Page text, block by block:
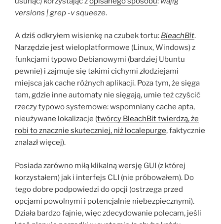
versions | grep -v squeeze.
A dziś odkryłem wisienkę na czubek tortu: BleachBit.
Narzędzie jest wieloplatformowe (Linux, Windows) z
funkcjami typowo Debianowymi (bardziej Ubuntu
pewnie) i zajmuje się takimi cichymi złodziejami
miejsca jak cache różnych aplikacji. Poza tym, że sięga
tam, gdzie inne automaty nie sięgają, umie też czyścić
rzeczy typowo systemowe: wspomniany cache apta,
nieużywane lokalizacje (twórcy BleachBit twierdzą, że
robi to znacznie skuteczniej, niż localepurge, faktycznie
znalazł więcej).
Posiada zarówno miłą klikalną wersję GUI (z której
korzystałem) jak i interfejs CLI (nie próbowałem). Do
tego dobre podpowiedzi do opcji (ostrzega przed
opcjami powolnymi i potencjalnie niebezpiecznymi).
Działa bardzo fajnie, więc zdecydowanie polecam, jeśli